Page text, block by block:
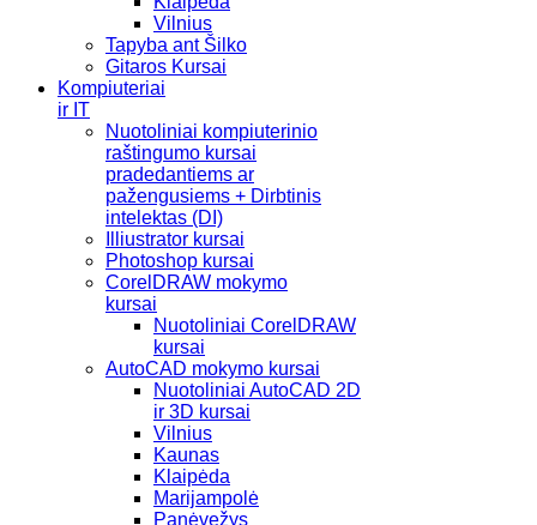
Vilnius
Tapyba ant Šilko
Gitaros Kursai
Kompiuteriai
ir IT
Nuotoliniai kompiuterinio
raštingumo kursai
pradedantiems ar
pažengusiems + Dirbtinis
intelektas (DI)
Illiustrator kursai
Photoshop kursai
CorelDRAW mokymo
kursai
Nuotoliniai CorelDRAW
kursai
AutoCAD mokymo kursai
Nuotoliniai AutoCAD 2D
ir 3D kursai
Vilnius
Kaunas
Klaipėda
Marijampolė
Panėvežys